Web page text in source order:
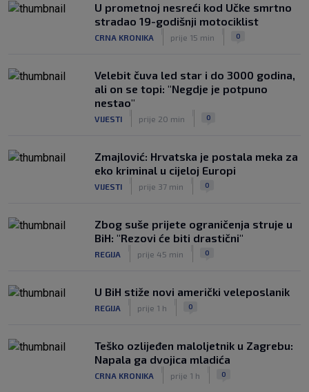
U prometnoj nesreći kod Učke smrtno
stradao 19-godišnji motociklist
CRNA KRONIKA prije 15 min 0
Velebit čuva led star i do 3000 godina,
ali on se topi: "Negdje je potpuno
nestao"
VIJESTI prije 20 min 0
Zmajlović: Hrvatska je postala meka za
eko kriminal u cijeloj Europi
VIJESTI prije 37 min 0
Zbog suše prijete ograničenja struje u
BiH: "Rezovi će biti drastični"
REGIJA prije 45 min 0
U BiH stiže novi američki veleposlanik
REGIJA prije 1 h 0
Teško ozlijeđen maloljetnik u Zagrebu:
Napala ga dvojica mladića
CRNA KRONIKA prije 1 h 0